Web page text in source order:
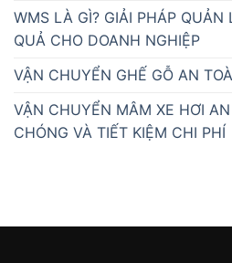
WMS LÀ GÌ? GIẢI PHÁP QUẢN
QUẢ CHO DOANH NGHIỆP
VẬN CHUYỂN GHẾ GỖ AN
VẬN CHUYỂN MÂM XE HƠI
CHÓNG VÀ TIẾT KIỆM CHI PHÍ